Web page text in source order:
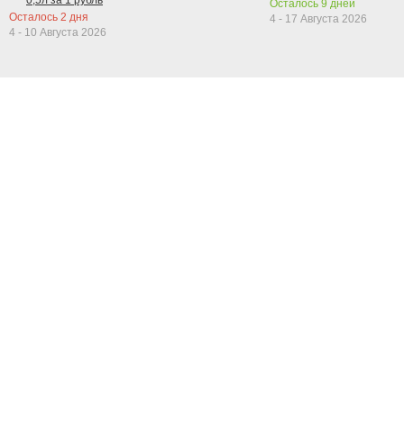
Осталось 2 дня
4 - 10 Августа 2026
Осталось 9 дней
4 - 17 Августа 2026